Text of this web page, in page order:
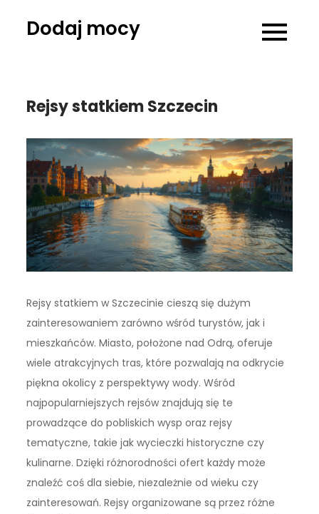
Dodaj mocy
Rejsy statkiem Szczecin
Rejsy statkiem w Szczecinie cieszą się dużym
zainteresowaniem zarówno wśród turystów, jak i
mieszkańców. Miasto, położone nad Odrą, oferuje
wiele atrakcyjnych tras, które pozwalają na odkrycie
piękna okolicy z perspektywy wody. Wśród
najpopularniejszych rejsów znajdują się te
prowadzące do pobliskich wysp oraz rejsy
tematyczne, takie jak wycieczki historyczne czy
kulinarne. Dzięki różnorodności ofert każdy może
znaleźć coś dla siebie, niezależnie od wieku czy
zainteresowań. Rejsy organizowane są przez różne